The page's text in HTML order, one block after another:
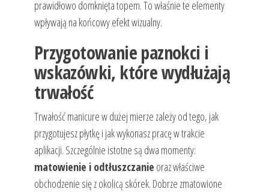
prawidłowo domknięta topem. To właśnie te elementy
wpływają na końcowy efekt wizualny.
Przygotowanie paznokci i
wskazówki, które wydłużają
trwałość
Trwałość manicure w dużej mierze zależy od tego, jak
przygotujesz płytkę i jak wykonasz pracę w trakcie
aplikacji. Szczególnie istotne są dwa momenty:
matowienie i odtłuszczanie oraz właściwe
obchodzenie się z okolicą skórek. Dobrze zmatowione